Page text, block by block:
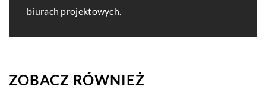
biurach projektowych.
ZOBACZ RÓWNIEŻ